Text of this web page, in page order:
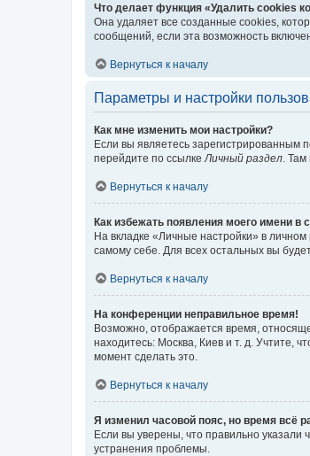
Что делает функция «Удалить cookies
Она удаляет все созданные cookies,
сообщений, если эта возможность
Вернуться к началу
Параметры и настройки
Как мне изменить мои настройки?
Если вы являетесь зарегистрированным
перейдите по ссылке Личный раздел .
Вернуться к началу
Как избежать появления моего имени в
На вкладке «Личные настройки» в
самому себе. Для всех остальных вы
Вернуться к началу
На конференции неправильное время!
Возможно, отображается время,
находитесь: Москва, Киев и т. д. Учтите,
момент сделать это.
Вернуться к началу
Я изменил часовой пояс, но время всё
Если вы уверены, что правильно
устранения проблемы.